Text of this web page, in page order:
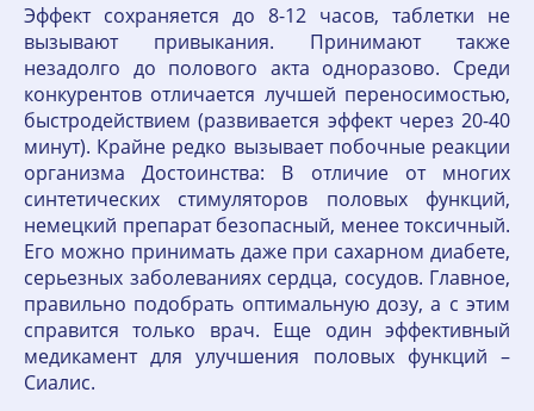
Эффект сохраняется до 8-12 часов, таблетки не
вызывают привыкания. Принимают также
незадолго до полового акта одноразово. Среди
конкурентов отличается лучшей переносимостью,
быстродействием (развивается эффект через 20-40
минут). Крайне редко вызывает побочные реакции
организма Достоинства: В отличие от многих
синтетических стимуляторов половых функций,
немецкий препарат безопасный, менее токсичный.
Его можно принимать даже при сахарном диабете,
серьезных заболеваниях сердца, сосудов. Главное,
правильно подобрать оптимальную дозу, а с этим
справится только врач. Еще один эффективный
медикамент для улучшения половых функций –
Сиалис.